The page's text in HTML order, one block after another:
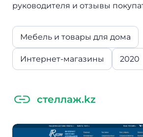
руководителя и отзывы
Мебель и товары для дома
Интернет-магазины 2020
стеллаж.kz